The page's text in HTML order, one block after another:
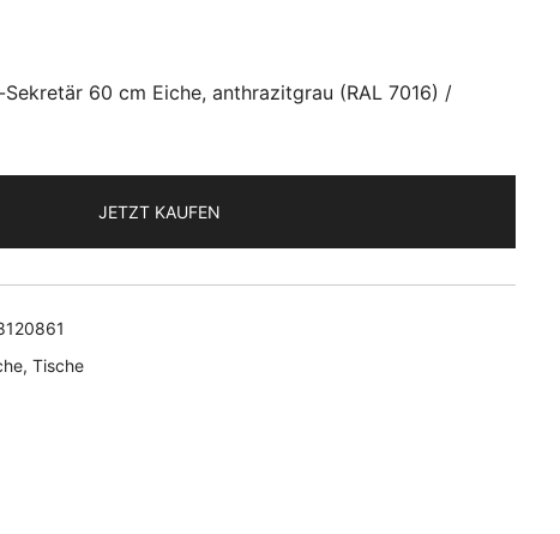
60 cm Eiche, anthrazitgrau (RAL 7016) /
JETZT KAUFEN
, Tische